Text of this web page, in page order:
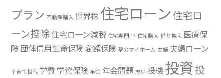
プラン 不動産購入 世界株住宅ローン住宅ロ
ーン控除住宅ローン減税 住宅専門FP 住宅購入 借り換え 医療保
険 団体信用生命保険変額保険 夢のマイホーム 夫婦 夫婦ローン
子育て世代 学費学資保険 年金 年金問題 思い 投機投資投